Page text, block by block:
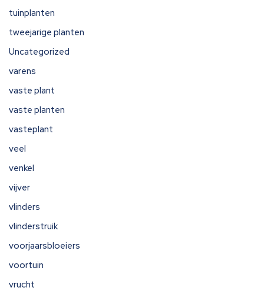
tuinplanten
tweejarige planten
Uncategorized
varens
vaste plant
vaste planten
vasteplant
veel
venkel
vijver
vlinders
vlinderstruik
voorjaarsbloeiers
voortuin
vrucht